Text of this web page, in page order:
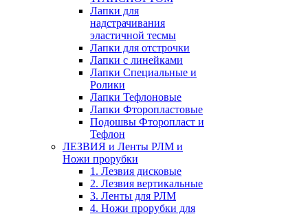
Лапки для
надстрачивания
эластичной тесмы
Лапки для отстрочки
Лапки с линейками
Лапки Специальные и
Ролики
Лапки Тефлоновые
Лапки Фторопластовые
Подошвы Фторопласт и
Тефлон
ЛЕЗВИЯ и Ленты РЛМ и
Ножи прорубки
1. Лезвия дисковые
2. Лезвия вертикальные
3. Ленты для РЛМ
4. Ножи прорубки для